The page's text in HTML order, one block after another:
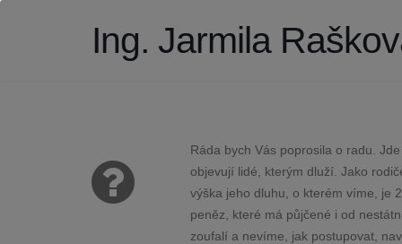
Ing. Jarmila
Ráda bych Vás poprosila o radu.
objevují lidé, kterým dluží. Jako
výška jeho dluhu, o kterém víme, je
peněz, které má půjčené i od
zoufalí a nevíme, jak postupovat,